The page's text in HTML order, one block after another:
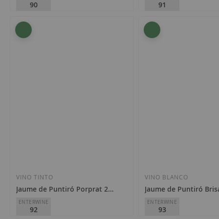
90
Jaume de Puntiró
D.O.
Binissalem Mallorca
Lista
91
Jaume de Puntiró
D.O.
Binissalem Mallorca
Lista
VINO TINTO
Jaume de Puntiró Porprat 2017
ENTERWINE
92
VINO BLANCO
Jaume de Puntiró
ENTERWINE
93